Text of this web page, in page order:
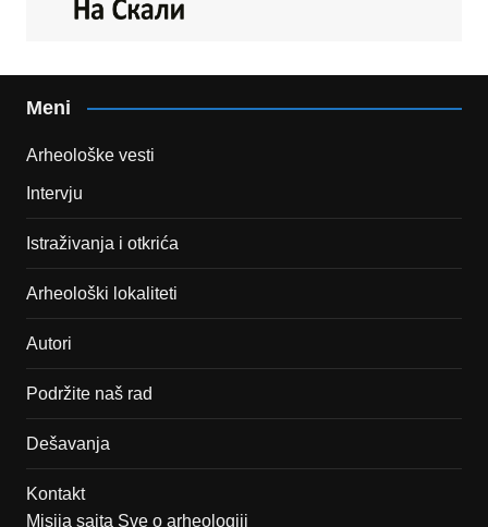
Meni
Arheološke vesti
Intervju
Istraživanja i otkrića
Arheološki lokaliteti
Autori
Podržite naš rad
Dešavanja
Kontakt
Misija sajta Sve o arheologiji